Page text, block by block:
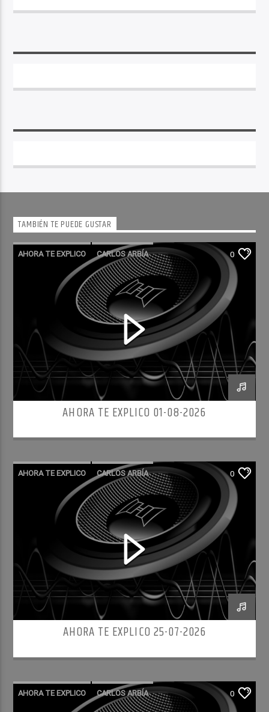
TAMBIÉN TE PUEDE GUSTAR
AHORA TE EXPLICO CARLOS ARBÍA 0
AHORA TE EXPLICO 01-08-2026
AHORA TE EXPLICO CARLOS ARBÍA 0
AHORA TE EXPLICO 25-07-2026
AHORA TE EXPLICO CARLOS ARBÍA 0